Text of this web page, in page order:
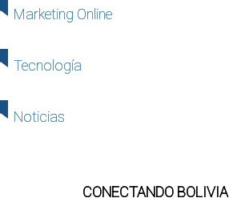
Marketing Online
Tecnología
Noticias
CONECTANDO BOLIVIA